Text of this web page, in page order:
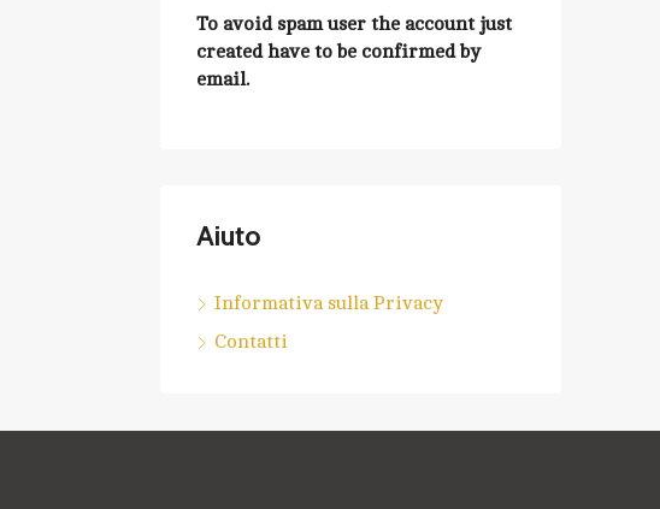
To avoid spam user the account just
created have to be confirmed by
email.
Aiuto
Informativa sulla Privacy
Contatti